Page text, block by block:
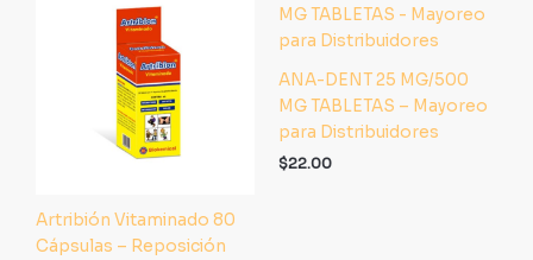
Artribión Vitaminado 80
Cápsulas – Reposición
ANA-DENT 25 MG/500
MG TABLETAS – Mayoreo
para Distribuidores
$22.00